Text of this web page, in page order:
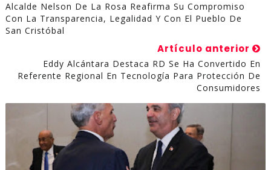
Alcalde Nelson De La Rosa Reafirma Su Compromiso
Con La Transparencia, Legalidad Y Con El Pueblo De
San Cristóbal
Artículo anterior
Eddy Alcántara Destaca RD Se Ha Convertido En
Referente Regional En Tecnología Para Protección De
Consumidores